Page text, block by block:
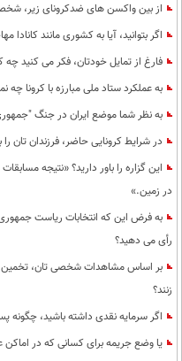
از بین واکسن های ضدکرونای زیر،
اگر بتوانید، آیا به کشوری مانند کانادا
فارغ از تمایل خودتان، فکر می کنید چه
به عملکرد ستاد ملی مبارزه با کرونا چه
به نظر شما موضع ایران در جنگ
در شرایط کرونایی حاضر، فرزندان تان
این گزاره را باور دارید؟ «نتیجه
در زمین.»
به فرض این که انتخابات ریاست
رأی می دهید؟
بر اساس مشاهدات شخصی تان، تخمین
زنند؟
اگر سرمایه نقدی داشته باشید، چگونه
یا وضع جریمه برای کسانی که در